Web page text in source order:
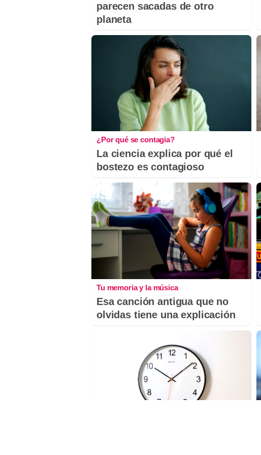
parecen sacadas de otro
planeta
¿Por qué se contagia?
La ciencia explica por qué el
bostezo es contagioso
Tu memoria y la música
Esa canción antigua que no
olvidas tiene una explicación